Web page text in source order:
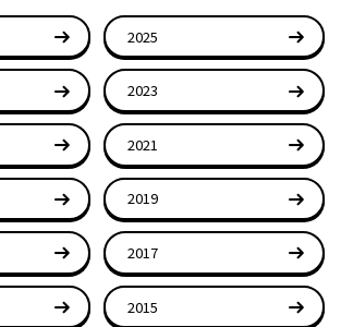
2025
2023
2021
2019
2017
2015